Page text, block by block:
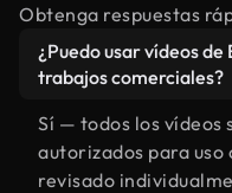
Obtenga respuestas
¿Puedo usar vídeos
trabajos comerciales?
Sí — todos los vídeos
autorizados para
revisado